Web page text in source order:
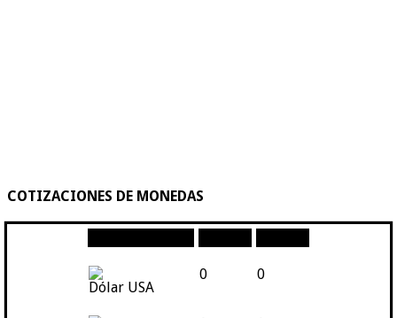
COTIZACIONES DE MONEDAS
Dólar USA
0 0